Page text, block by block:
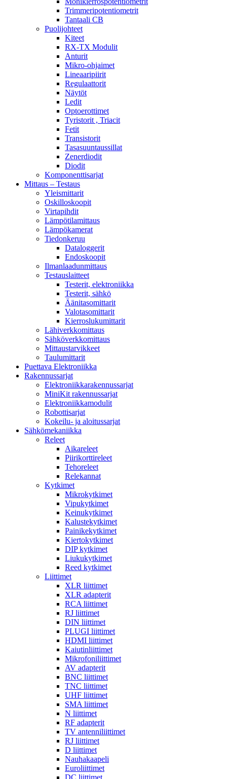
Trimmeripotentiometrit
Tantaali CB
Puolijohteet
Kiteet
RX-TX Modulit
Anturit
Mikro-ohjaimet
Lineaaripiirit
Regulaattorit
Näytöt
Ledit
Optoerottimet
Tyristorit , Triacit
Fetit
Transistorit
Tasasuuntaussillat
Zenerdiodit
Diodit
Komponenttisarjat
Mittaus – Testaus
Yleismittarit
Oskilloskoopit
Virtapihdit
Lämpötilamittaus
Lämpökamerat
Tiedonkeruu
Dataloggerit
Endoskoopit
Ilmanlaadunmittaus
Testauslaitteet
Testerit, elektroniikka
Testerit, sähkö
Äänitasomittarit
Valotasomittarit
Kierroslukumittarit
Lähiverkkomittaus
Sähköverkkomittaus
Mittaustarvikkeet
Taulumittarit
Puettava Elektroniikka
Rakennussarjat
Elektroniikkarakennussarjat
MiniKit rakennussarjat
Elektroniikkamodulit
Robottisarjat
Kokeilu- ja aloitussarjat
Sähkömekaniikka
Releet
Aikareleet
Piirikorttireleet
Tehoreleet
Relekannat
Kytkimet
Mikrokytkimet
Vipukytkimet
Keinukytkimet
Kalustekytkimet
Painikekytkimet
Kiertokytkimet
DIP kytkimet
Liukukytkimet
Reed kytkimet
Liittimet
XLR liittimet
XLR adapterit
RCA liittimet
RJ liittimet
DIN liittimet
PLUGI liittimet
HDMI liittimet
Kaiutinliittimet
Mikrofoniliittimet
AV adapterit
BNC liittimet
TNC liittimet
UHF liittimet
SMA liittimet
N liittimet
RF adapterit
TV antenniliittimet
RJ liittimet
D liittimet
Nauhakaapeli
Euroliittimet
DC liittimet